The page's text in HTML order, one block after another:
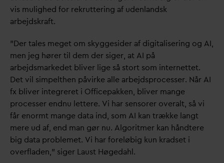
vis mulighed for rekruttering af udenlandsk
arbejdskraft.
”Der tales meget om skyggesider af digitalisering og AI,
men jeg hører til dem der siger, at AI på
arbejdsmarkedet bliver lige så stort som internettet.
Det vil simpelthen påvirke alle arbejdsprocesser. Når AI
fx bliver integreret i Officepakken, bliver mange
processer endnu lettere. Vi har sensorer overalt, så vi
får enormt mange data ind, som AI kan trække langt
mere ud af, end man gør nu. Algoritmer kan håndtere
big data problemet. Vi har foreløbig kun kradset i
overfladen,” siger Laust Høgedahl.